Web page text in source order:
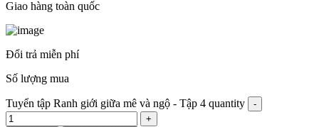
Giao hàng toàn quốc
Đổi trả miễn phí
Số lượng mua
Tuyển tập Ranh giới giữa mê và ngộ - Tập 4 quantity